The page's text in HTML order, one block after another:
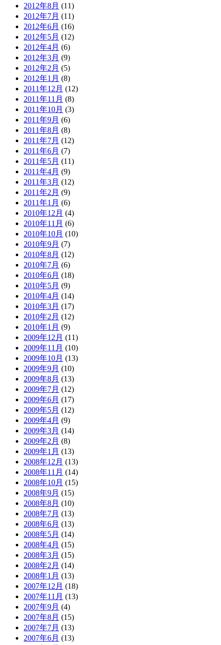
2012年8月 (11)
2012年7月 (11)
2012年6月 (16)
2012年5月 (12)
2012年4月 (6)
2012年3月 (9)
2012年2月 (5)
2012年1月 (8)
2011年12月 (12)
2011年11月 (8)
2011年10月 (3)
2011年9月 (6)
2011年8月 (8)
2011年7月 (12)
2011年6月 (7)
2011年5月 (11)
2011年4月 (9)
2011年3月 (12)
2011年2月 (9)
2011年1月 (6)
2010年12月 (4)
2010年11月 (6)
2010年10月 (10)
2010年9月 (7)
2010年8月 (12)
2010年7月 (6)
2010年6月 (18)
2010年5月 (9)
2010年4月 (14)
2010年3月 (17)
2010年2月 (12)
2010年1月 (9)
2009年12月 (11)
2009年11月 (10)
2009年10月 (13)
2009年9月 (10)
2009年8月 (13)
2009年7月 (12)
2009年6月 (17)
2009年5月 (12)
2009年4月 (9)
2009年3月 (14)
2009年2月 (8)
2009年1月 (13)
2008年12月 (13)
2008年11月 (14)
2008年10月 (15)
2008年9月 (15)
2008年8月 (10)
2008年7月 (13)
2008年6月 (13)
2008年5月 (14)
2008年4月 (15)
2008年3月 (15)
2008年2月 (14)
2008年1月 (13)
2007年12月 (18)
2007年11月 (13)
2007年9月 (4)
2007年8月 (15)
2007年7月 (13)
2007年6月 (13)